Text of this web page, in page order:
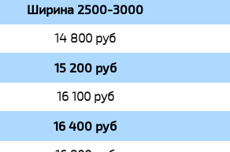
Ширина 2500-3000
14 800 руб
15 200 руб
16 100 руб
16 400 руб